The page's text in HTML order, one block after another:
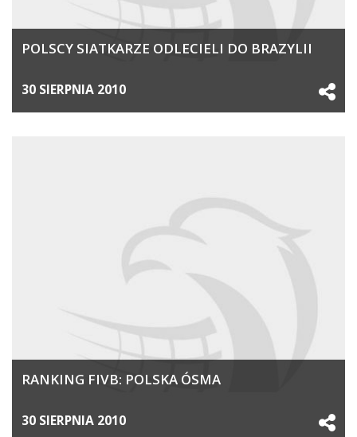
POLSCY SIATKARZE ODLECIELI DO BRAZYLII
30 SIERPNIA 2010
RANKING FIVB: POLSKA ÓSMA
30 SIERPNIA 2010